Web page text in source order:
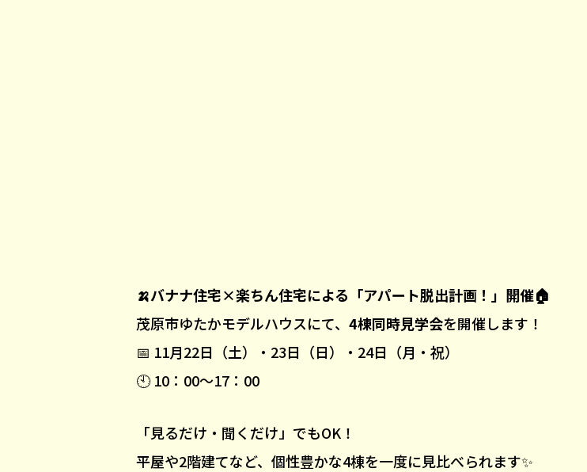
🍌バナナ住宅×楽ちん住宅による「アパート脱出計画！」開催🏠
茂原市ゆたかモデルハウスにて、 4棟同時見学会を開催します！
📅 11月22日（土）・23日（日）・24日（月・祝）
🕙 10：00～17：00
「見るだけ・聞くだけ」でもOK！
平屋や2階建てなど、個性豊かな4棟を一度に見比べられます✨